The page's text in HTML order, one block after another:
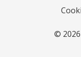
© 2026